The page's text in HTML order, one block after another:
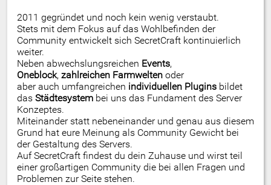
2011 gegründet und noch kein wenig verstaubt.
Stets mit dem Fokus auf das Wohlbefinden der
Community entwickelt sich SecretCraft kontinuierlich
weiter.
Neben abwechslungsreichen Events,
Oneblock, zahlreichen Farmwelten oder
aber auch umfangreichen individuellen Plugins bildet
das Städtesystem bei uns das Fundament des Server
Konzeptes.
Miteinander statt nebeneinander und genau aus diesem
Grund hat eure Meinung als Community Gewicht bei
der Gestaltung des Servers.
Auf SecretCraft findest du dein Zuhause und wirst teil
einer großartigen Community die bei allen Fragen und
Problemen zur Seite stehen.